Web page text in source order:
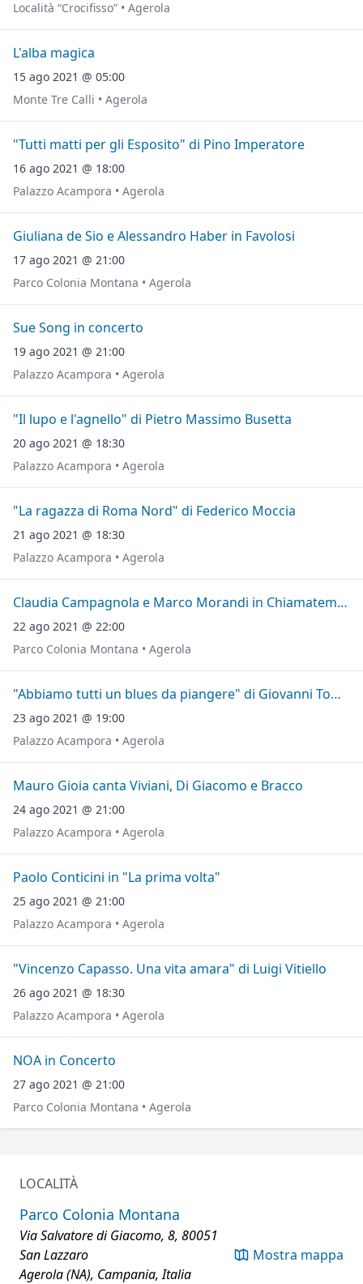
Località “Crocifisso” • Agerola
L'alba magica
15 ago 2021 @ 05:00
Monte Tre Calli • Agerola
"Tutti matti per gli Esposito" di Pino Imperatore
16 ago 2021 @ 18:00
Palazzo Acampora • Agerola
Giuliana de Sio e Alessandro Haber in Favolosi
17 ago 2021 @ 21:00
Parco Colonia Montana • Agerola
Sue Song in concerto
19 ago 2021 @ 21:00
Palazzo Acampora • Agerola
"Il lupo e l'agnello" di Pietro Massimo Busetta
20 ago 2021 @ 18:30
Palazzo Acampora • Agerola
"La ragazza di Roma Nord" di Federico Moccia
21 ago 2021 @ 18:30
Palazzo Acampora • Agerola
Claudia Campagnola e Marco Morandi in Chiamatemi Mimì
22 ago 2021 @ 22:00
Parco Colonia Montana • Agerola
"Abbiamo tutti un blues da piangere" di Giovanni Tommaso
23 ago 2021 @ 19:00
Palazzo Acampora • Agerola
Mauro Gioia canta Viviani, Di Giacomo e Bracco
24 ago 2021 @ 21:00
Palazzo Acampora • Agerola
Paolo Conticini in "La prima volta"
25 ago 2021 @ 21:00
Palazzo Acampora • Agerola
"Vincenzo Capasso. Una vita amara" di Luigi Vitiello
26 ago 2021 @ 18:30
Palazzo Acampora • Agerola
NOA in Concerto
27 ago 2021 @ 21:00
Parco Colonia Montana • Agerola
LOCALITÀ
Parco Colonia Montana
Via Salvatore di Giacomo, 8, 80051
San Lazzaro
Agerola (NA), Campania, Italia
Mostra mappa